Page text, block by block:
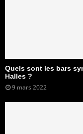
Quels sont les bars
Halles ?
9 mars 2022